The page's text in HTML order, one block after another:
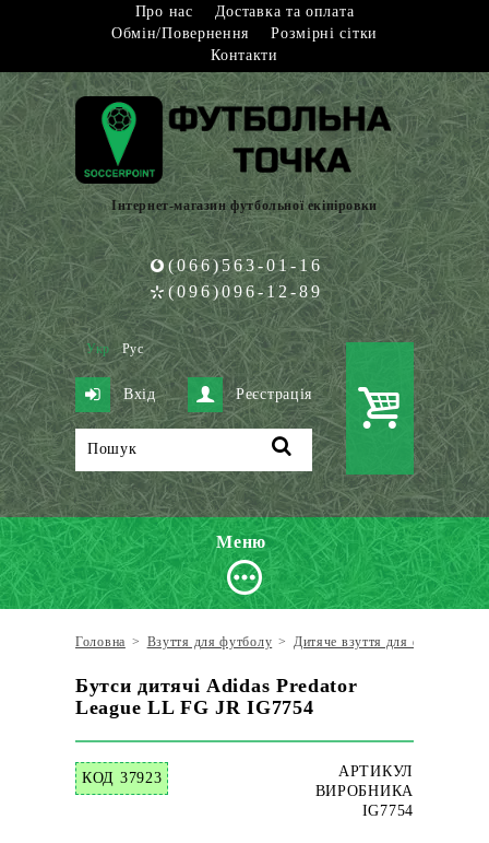
Про нас
Доставка та оплата
Обмін/Повернення
Розмірні сітки
Контакти
Інтернет-магазин футбольної екіпіровки
(066)563-01-16
(096)096-12-89
Укр Рус
Вхід Реєстрація
Меню
Головна > Взуття для футболу > Дитяче взуття для футболу
Бутси дитячі Adidas Predator
League LL FG JR IG7754
КОД 37923
АРТИКУЛ
ВИРОБНИКА
IG7754